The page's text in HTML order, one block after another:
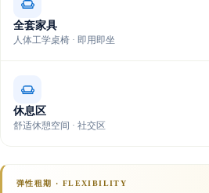
全套家具
人体工学桌椅 · 即用即坐
休息区
舒适休憩空间 · 社交区
弹性租期 · FLEXIBILITY